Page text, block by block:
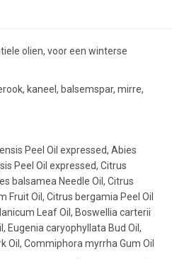
olien, voor een winterse
kaneel, balsemspar, mirre,
Peel Oil expressed, Abies
Peel Oil expressed, Citrus
balsamea Needle Oil, Citrus
Fruit Oil, Citrus bergamia Peel Oil
Leaf Oil, Boswellia carterii
Eugenia caryophyllata Bud Oil,
Oil, Commiphora myrrha Gum Oil